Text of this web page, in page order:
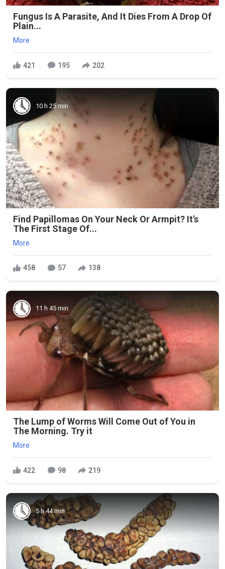
Fungus Is A Parasite, And It Dies From A Drop Of
Plain...
More
421 195 202
10 h 25 min
Find Papillomas On Your Neck Or Armpit? It's
The First Stage Of...
More
458 57 138
11 h 45 min
The Lump of Worms Will Come Out of You in
The Morning. Try it
More
422 98 219
5 h 44 min